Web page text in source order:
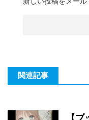
関連記事